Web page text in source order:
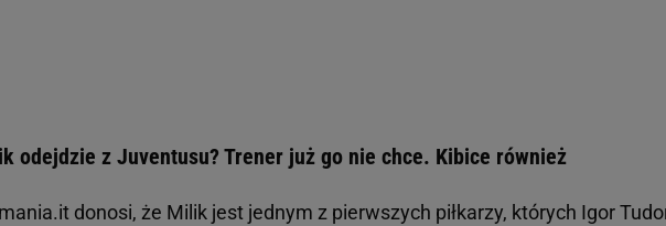
odejdzie z Juventusu? Trener już go nie chce. Kibice również
donosi, że Milik jest jednym z pierwszych piłkarzy, których Igor